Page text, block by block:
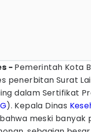
- Pemerintah Kota
penerbitan Surat
dalam Sertifikat
). Kepala Dinas
meski banyak